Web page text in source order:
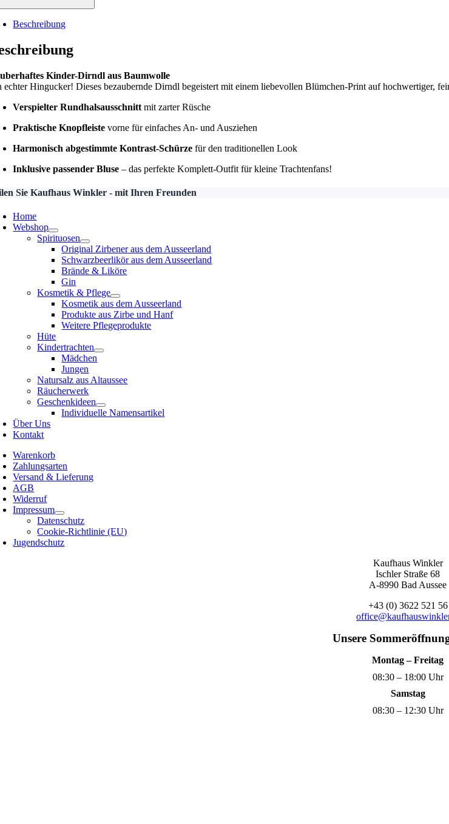
Beschreibung
Kinder-Dirndl aus Baumwolle
echter Hingucker! Dieses bezaubernde Dirndl begeistert mit einem liebevollen Blümchen-Print auf hochwertiger,
Verspielter Rundhalsausschnitt mit zarter Rüsche
Praktische Knopfleiste vorne für einfaches An- und Ausziehen
Harmonisch abgestimmte Kontrast-Schürze für den traditionellen Look
Inklusive passender Bluse – das perfekte Komplett-Outfit für kleine Trachtenfans!
Sie Kaufhaus Winkler - mit Ihren Freunden
Home
Webshop
Spirituosen
Original Zirbener aus dem Ausseerland
Schwarzbeerlikör aus dem Ausseerland
Brände & Liköre
Gin
Kosmetik & Pflege
Kosmetik aus dem Ausseerland
Produkte aus Zirbe und Hanf
Weitere Pflegeprodukte
Hüte
Kindertrachten
Mädchen
Jungen
Natursalz aus Altaussee
Räucherwerk
Geschenkideen
Individuelle Namensartikel
Über Uns
Kontakt
Warenkorb
Zahlungsarten
Versand & Lieferung
AGB
Widerruf
Impressum
Datenschutz
Cookie-Richtlinie (EU)
Jugendschutz
Kaufhaus Winkler
Ischler Straße 68
A-8990 Bad Aussee
+43 (0) 3622 521 56
Unsere
Montag – Freitag
08:30 – 18:00 Uhr
Samstag
08:30 – 12:30 Uhr